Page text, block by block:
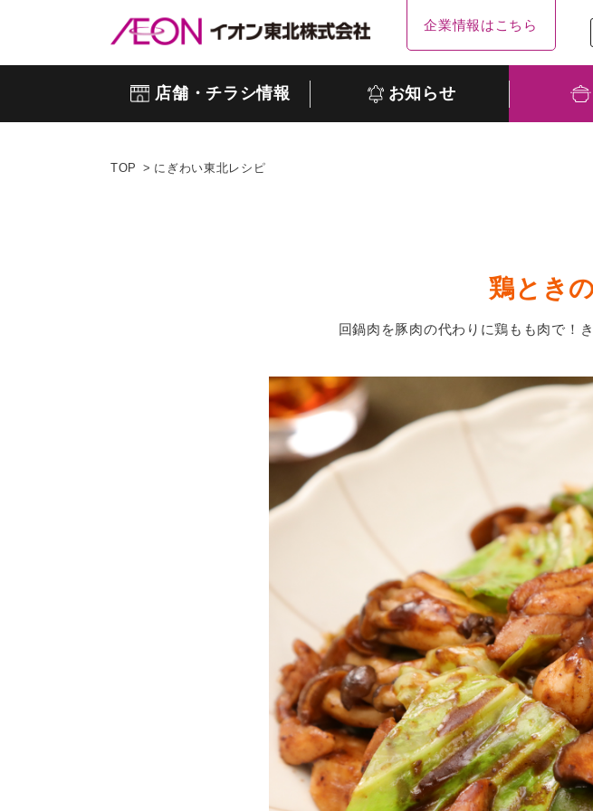
企業情報はこちら
店舗・チラシ情報 お知らせ
TOP にぎわい東北レシピ
鶏とき
回鍋肉を豚肉の代わりに鶏もも肉で！